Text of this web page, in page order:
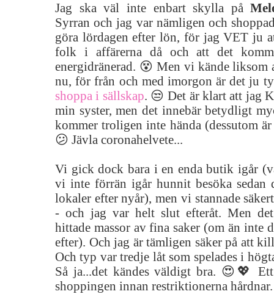
Jag ska väl inte enbart skylla på
Syrran och jag var nämligen och
göra lördagen efter lön, för jag VET ju
folk i affärerna då och att det
energidränerad. 😵 Men vi kände liksom
nu, för från och med imorgon är det ju
shoppa i sällskap. 😒 Det är klart att jag
min syster, men det innebär betydligt
kommer troligen inte hända (dessutom
😕 Jävla coronahelvete...
Vi gick dock bara i en enda butik igår
vi inte förrän igår hunnit besöka
lokaler efter nyår), men vi stannade
- och jag var helt slut efteråt. Men
hittade massor av fina saker (om än inte
efter). Och jag är tämligen säker på att
Och typ var tredje låt som spelades i
Så ja...det kändes väldigt bra. 😍💖
shoppingen innan restriktionerna hårdnar.